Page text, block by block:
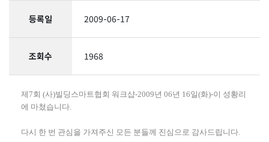
등록일 2009-06-17
조회수 1968
제7회 (사)빌딩스마트협회 워크샵-2009년 06년 16일(화)-이 성황리
에 마쳤습니다.
다시 한 번 관심을 가져주신 모든 분들께 진심으로 감사드립니다.